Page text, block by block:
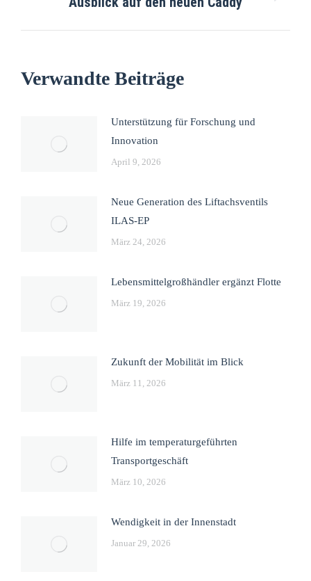
Verwandte Beiträge
Unterstützung für Forschung und
Innovation
April 9, 2026
Neue Generation des Liftachsventils
ILAS-EP
März 24, 2026
Lebensmittelgroßhändler ergänzt Flotte
März 19, 2026
Zukunft der Mobilität im Blick
März 11, 2026
Hilfe im temperaturgeführten
Transportgeschäft
März 10, 2026
Wendigkeit in der Innenstadt
Januar 29, 2026